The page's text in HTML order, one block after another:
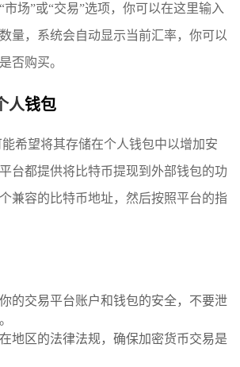
市场”或“交易”选项，你可以在这里输入
量，系统会自动显示当前汇率，你可以
否购买。
人钱包
希望将其存储在个人钱包中以增加安
台都提供将比特币提现到外部钱包的功
兼容的比特币地址，然后按照平台的指
的交易平台账户和钱包的安全，不要泄
地区的法律法规，确保加密货币交易是